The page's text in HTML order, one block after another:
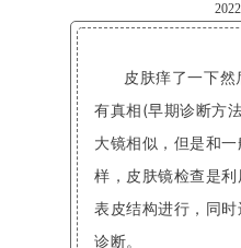
皮肤痒了一下然
有真相(早期诊断方
大镜相似，但是和
样，皮肤镜检查是
表皮结构进行，同
诊断。